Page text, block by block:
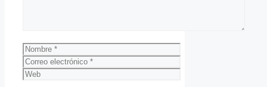
Nombre
Correo
electrónico
Web